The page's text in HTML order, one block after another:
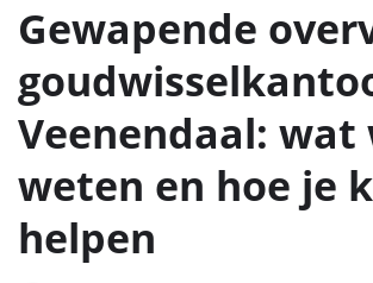
Gewapende
Veenendaal: wat
weten en hoe je
helpen